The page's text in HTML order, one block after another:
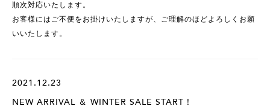
順次対応いたします。
お客様にはご不便をお掛けいたしますが、ご理解のほどよろしくお願
いいたします。
2021.12.23
NEW ARRIVAL ＆ WINTER SALE START！